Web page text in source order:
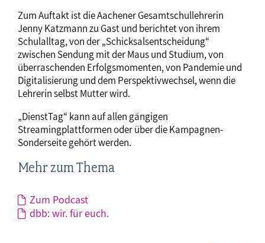
Zum Auftakt ist die Aachener Gesamtschullehrerin
Jenny Katzmann zu Gast und berichtet von ihrem
Schulalltag, von der „Schicksalsentscheidung“
zwischen Sendung mit der Maus und Studium, von
überraschenden Erfolgsmomenten, von Pandemie und
Digitalisierung und dem Perspektivwechsel, wenn die
Lehrerin selbst Mutter wird.
„DienstTag“ kann auf allen gängigen
Streamingplattformen oder über die Kampagnen-
Sonderseite gehört werden.
Mehr zum Thema
Zum Podcast
dbb: wir. für euch.